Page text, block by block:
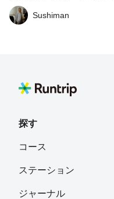
ますが、走っていけばそ
に1回、今年の9月にこ
ました！！（リブアイス
ラソンで序盤と終盤に
このルートではこの道路は走りま
枚目の中央)に着きます
のでお金を持っていき
スは$10、車の年間パスは$30です。
ます。途中にトンネル
頂上ではホノルルの街
Sushiman
探す
コース
ステーション
ジャーナル